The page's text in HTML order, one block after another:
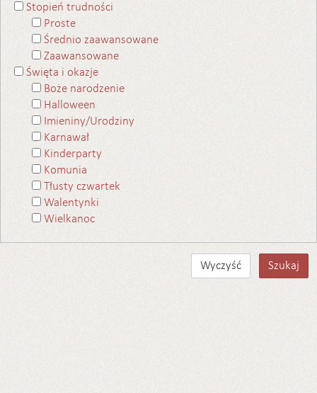
Stopień trudności
Proste
Średnio zaawansowane
Zaawansowane
Święta i okazje
Boże narodzenie
Halloween
Imieniny/Urodziny
Karnawał
Kinderparty
Komunia
Tłusty czwartek
Walentynki
Wielkanoc